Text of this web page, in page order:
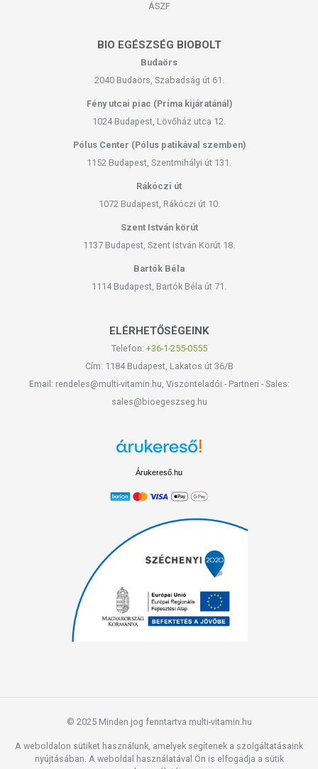
ÁSZF
BIO EGÉSZSÉG BIOBOLT
Budaörs
2040 Budaörs, Szabadság út 61.
Fény utcai piac (Príma kijáratánál)
1024 Budapest, Lövőház utca 12.
Pólus Center (Pólus patikával szemben)
1152 Budapest, Szentmihályi út 131.
Rákóczi út
1072 Budapest, Rákóczi út 10.
Szent István körút
1137 Budapest, Szent István Körút 18.
Bartók Béla
1114 Budapest, Bartók Béla út 71.
ELÉRHETŐSÉGEINK
Telefon: +36-1-255-0555
Cím: 1184 Budapest, Lakatos út 36/B
Email: rendeles@multi-vitamin.hu, Viszonteladói - Partneri - Sales:
sales@bioegeszseg.hu
Árukereső.hu
© 2025 Minden jog fenntartva multi-vitamin.hu
A weboldalon sütiket használunk, amelyek segítenek a szolgáltatásaink
nyújtásában. A weboldal használatával Ön is elfogadja a sütik